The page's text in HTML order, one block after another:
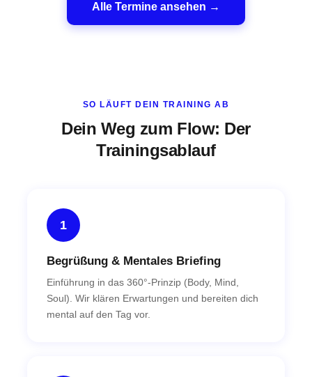
Alle Termine ansehen →
SO LÄUFT DEIN TRAINING AB
Dein Weg zum Flow: Der
Trainingsablauf
1
Begrüßung & Mentales Briefing
Einführung in das 360°-Prinzip (Body, Mind,
Soul). Wir klären Erwartungen und bereiten dich
mental auf den Tag vor.